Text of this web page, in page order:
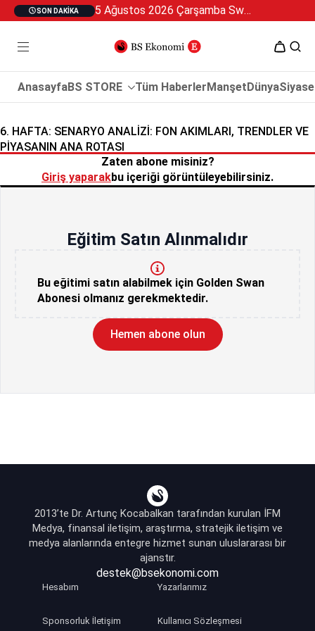
SON DAKIKA 5 Ağustos 2026 Çarşamba Swan Özel 2
AnasayfaBS STORE Tüm HaberlerManşetDünya
6. HAFTA: SENARYO ANALIZI: FON AKIMLARI, TRENDLER VE
PIYASANIN ANA ROTASI
Zaten abone misiniz?
Giriş yaparakbu içeriği görüntüleyebilirsiniz.
Eğitim Satın Alınmalıdır
Bu eğitimi satın alabilmek için Golden Swan
Abonesi olmanız gerekmektedir.
Hemen abone olun
2013’te Dr. Artunç Kocabalkan tarafından kurulan İFM
Medya, finansal iletişim, araştırma, stratejik iletişim ve
medya alanlarında entegre hizmet sunan uluslararası bir
ajanstır.
destek@bsekonomi.com
Hesabım Yazarlarımız
Sponsorluk İletişim Kullanıcı Sözleşmesi